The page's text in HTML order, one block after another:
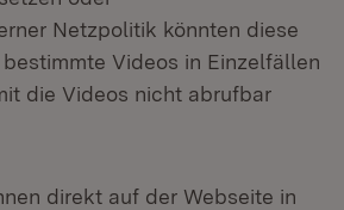
Netzpolitik könnten diese
Videos in Einzelfällen
die Videos nicht abrufbar
direkt auf der Webseite in